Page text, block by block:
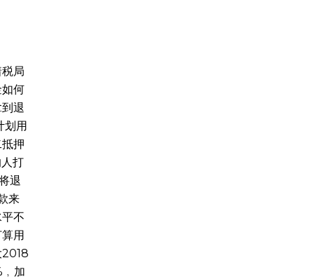
局
何
退
划用
押
打
退
来
不
用
2018
加